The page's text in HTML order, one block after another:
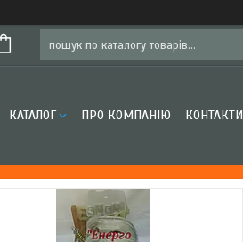
КАТАЛОГ ПРО КОМПАНІЮ КОНТАКТИ